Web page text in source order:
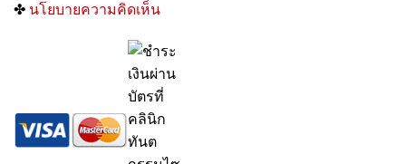
✤ นโยบายความคิดเห็น